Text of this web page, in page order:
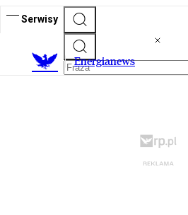
Serwisy
Energianews